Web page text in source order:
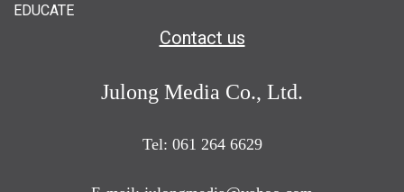
EDUCATE
Contact us
Julong Media Co., Ltd.
Tel: 061 264 6629